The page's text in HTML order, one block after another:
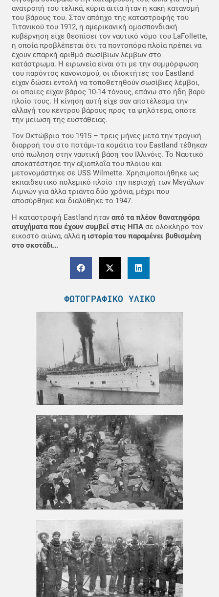
ανατροπή του τελικά, κύρια αιτία ήταν η κακή κατανομή
του βάρους του. Στον απόηχο της καταστροφής του
Τιτανικού του 1912, η αμερικανική ομοσπονδιακή
κυβέρνηση είχε θεσπίσει τον ναυτικό νόμο του LaFollette,
η οποία προβλέπεται ότι τα ποντοπόρα πλοία πρέπει να
έχουν επαρκή αριθμό σωσίβιων λέμβων στο
κατάστρωμα. Η ειρωνεία είναι ότι με την συμμόρφωση
του παρόντος κανονισμού, οι ιδιοκτήτες του Eastland
είχαν δώσει εντολή να τοποθετηθούν σωσίβιες λέμβοι,
οι οποίες είχαν βάρος 10-14 τόνους, επάνω στο ήδη βαρύ
πλοίο τους. Η κίνηση αυτή είχε σαν αποτέλεσμα την
αλλαγή του κέντρου βάρους προς τα ψηλότερα, οπότε
την μείωση της ευστάθειας.
Τον Οκτώβριο του 1915 – τρεις μήνες μετά την τραγική
διαρροή του στο ποτάμι-τα κομάτια του Eastland τέθηκαν
υπό πώληση στην ναυτική βάση του Ιλλινόις. Το Ναυτικό
αποκατέστησε την αξιοπλοΐα του πλοίου και
μετονομάστηκε σε USS Wilmette. Χρησιμοποιήθηκε ως
εκπαιδευτικό πολεμικό πλοίο την περιοχή των Μεγάλων
Λιμνών για άλλα τριάντα δύο χρόνια, μέχρι που
αποσύρθηκε και διαλύθηκε το 1947.
Η καταστροφή Eastland ήταν από τα πλέον θανατηφόρα
ατυχήματα που έχουν συμβεί στις ΗΠΑ σε ολόκληρο τον
εικοστό αιώνα, αλλάη ιστορία του παραμένει βυθισμένη
στο σκοτάδι…
ΦΩΤΟΓΡΑΦΙΚΌ ΥΛΙΚΌ